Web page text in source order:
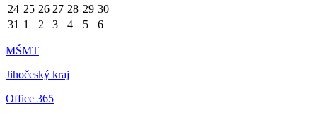
24 25 26 27 28 29 30
31 1 2 3 4 5 6
MŠMT
Jihočeský kraj
Office 365